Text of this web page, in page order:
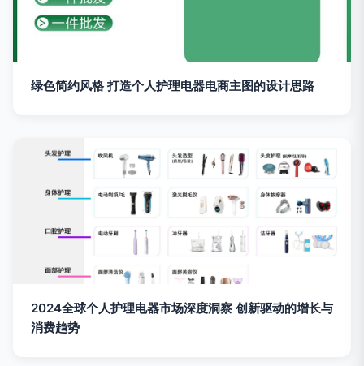
绿色简约风格 打造个人护理电器电商主图的设计思路
2024全球个人护理电器市场深度洞察 创新驱动的增长与
消费趋势